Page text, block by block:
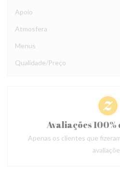
Apoio
Atmosfera
Menus
Qualidade/Preço
Avaliações
Apenas os clientes que